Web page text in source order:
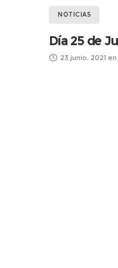
NOTICIAS
Día 25 de
23 junio, 2021 en